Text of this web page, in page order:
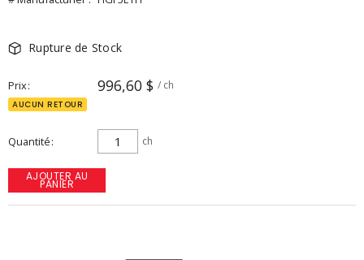
Rupture de Stock
Prix 996,60 $ / ch
AUCUN RETOUR
Quantité ch
AJOUTER AU
PANIER